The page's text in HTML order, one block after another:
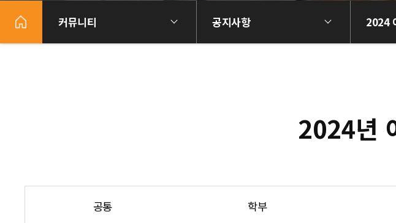
커뮤니티 공지사항 2024
2024년
공통 학부